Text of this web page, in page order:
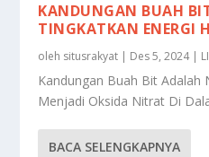
KANDUNGAN BUAH
TINGKATKAN ENERGI
oleh situsrakyat Des 5, 2024|
Kandungan Buah Bit Adalah
Menjadi Oksida Nitrat Di
BACA SELENGKAPNYA